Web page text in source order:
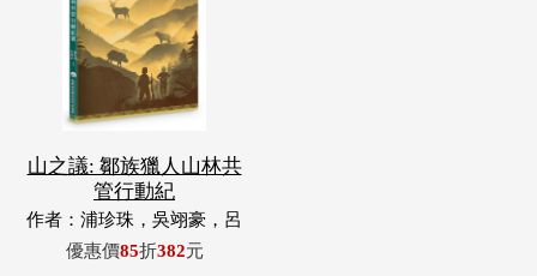
山之議: 鄒族獵人山林共
管行動紀
作者：浦珍珠，吳翊豪，呂
翊齊，張惠東，許玉青，王
優惠價85折382元